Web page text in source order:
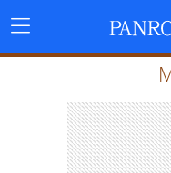
Menu
Principal